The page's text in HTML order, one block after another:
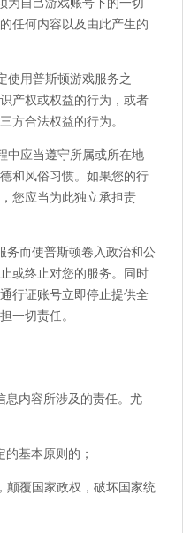
任何内容以及由此产生的
使用普斯顿游戏服务之
产权或权益的行为，或者
方合法权益的行为。
中应当遵守所属或所在地
和风俗习惯。如果您的行
您应当为此独立承担责
务而使普斯顿卷入政治和公
或终止对您的服务。同时
行证账号立即停止提供全
一切责任。
息内容所涉及的责任。尤
基本原则的；
颠覆国家政权，破坏国家统